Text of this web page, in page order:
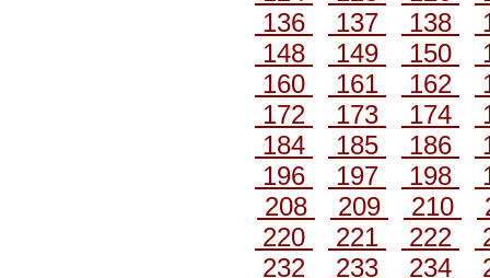
136
137 138
148
149 150
160
161 162
172
173 174
184
185 186
196
197 198
208
209 210
220
221 222
232
233 234